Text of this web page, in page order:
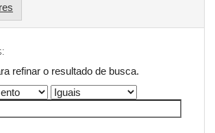
refinar o resultado de busca.